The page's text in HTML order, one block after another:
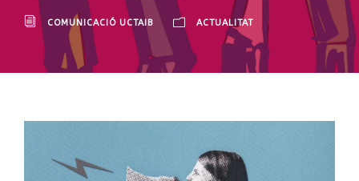
COMUNICACIÓ UCTAIB ACTUALITAT